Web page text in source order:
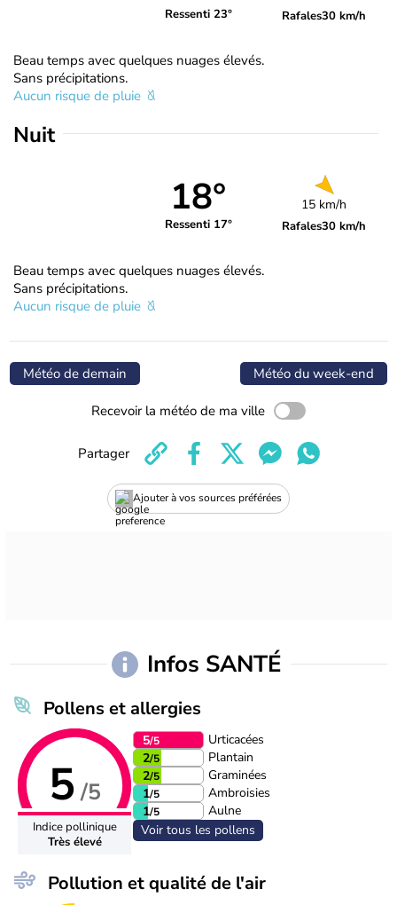
Ressenti 23° Rafales30 km/h
Beau temps avec quelques nuages élevés.
Sans précipitations.
Aucun risque de pluie
Nuit
18°
Ressenti 17°
15 km/h
Rafales30 km/h
Beau temps avec quelques nuages élevés.
Sans précipitations.
Aucun risque de pluie
Météo de demain Météo du week-end
Recevoir la météo de ma ville
Ajouter à vos sources préférées
Partager
Infos SANTÉ
Pollens et allergies
5 /5
Indice pollinique
Très élevé
5/5
Urticacées
2/5
Plantain
2/5
Graminées
1/5
Ambroisies
1/5
Aulne
Voir tous les pollens
Pollution et qualité de l'air